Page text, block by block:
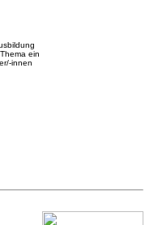
ein
innen